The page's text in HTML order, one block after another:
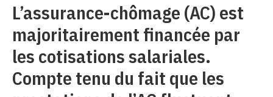
L’assurance-chômage (AC) est
majoritairement financée par
les cotisations salariales.
Compte tenu du fait que les